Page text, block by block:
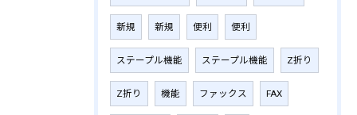
新規 新規 便利 便利
ステープル機能 ステープル機能 Z折り
Z折り 機能 ファックス FAX